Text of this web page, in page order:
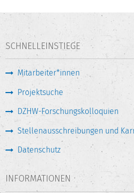
SCHNELLEINSTIEGE
Mitarbeiter*innen
Projektsuche
DZHW-Forschungskolloquien
Stellenausschreibungen und
Datenschutz
INFORMATIONEN